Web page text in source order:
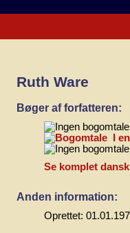
Ruth Ware
Bøger af forfatteren:
I
Se komplet
Anden information:
Oprettet: